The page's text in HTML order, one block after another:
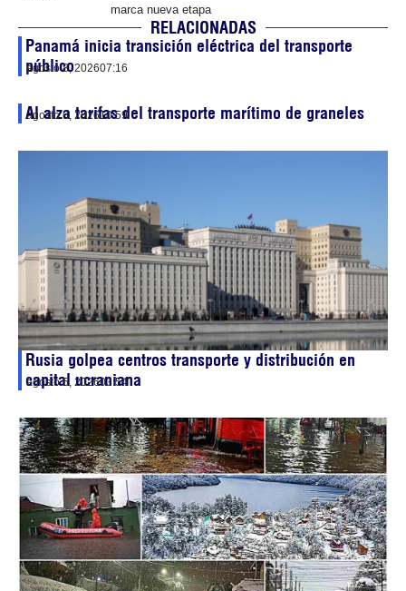
marca nueva etapa
RELACIONADAS
Panamá inicia transición eléctrica del transporte
público
agosto 8, 202607:16
Al alza tarifas del transporte marítimo de graneles
agosto 6, 202610:59
Rusia golpea centros transporte y distribución en
capital ucraniana
agosto 5, 202603:54